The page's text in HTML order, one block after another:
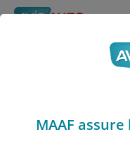
Obtenir
MAAF